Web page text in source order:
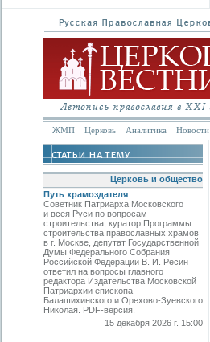
ЖМП Церковь Аналитика Новости
Церковь и общество
Путь храмоздателя
Советник Патриарха Московского
и всея Руси по вопросам
строительства, куратор Программы
строительства православных храмов
в г. Москве, депутат Государственной
Думы Федерального Собрания
Российской Федерации В. И. Ресин
ответил на вопросы главного
редактора Издательства Московской
Патриархии епископа
Балашихинского и Орехово-Зуевского
Николая. PDF-версия.
15 декабря 2026 г. 15:00